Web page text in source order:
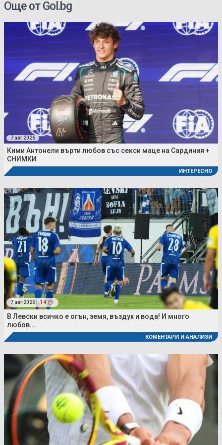
Още от Gol.bg
7 авг 2026
Кими Антонели върти любов със секси маце на Сардиния +
СНИМКИ
ИНТЕРЕСНО
7 авг 2026 | 14
В Левски всичко е огън, земя, въздух и вода! И много
любов...
КОМЕНТАРИ И АНАЛИЗИ